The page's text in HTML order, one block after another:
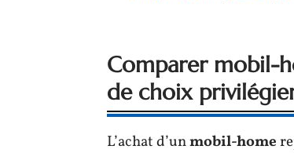
Comparer mobil-
de choix
L’achat d’unmobil-home